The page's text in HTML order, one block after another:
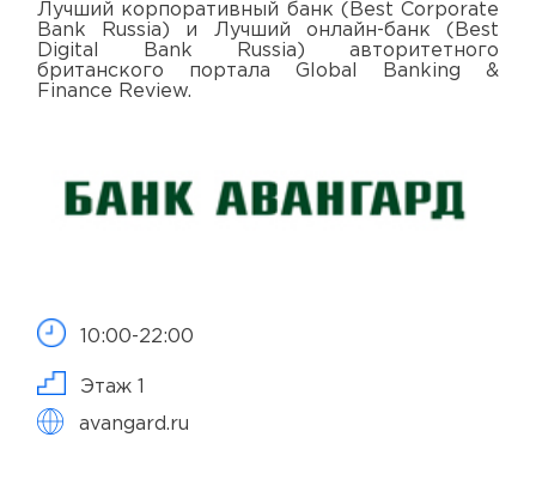
Лучший корпоративный банк (Best Corporate
Bank Russia) и Лучший онлайн-банк (Best
Digital Bank Russia) авторитетного
британского портала Global Banking &
Finance Review.
10:00-22:00
Этаж 1
avangard.ru